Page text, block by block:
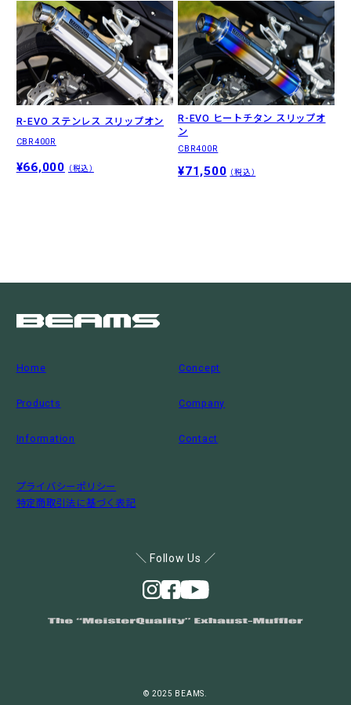
R-EVO ステンレス スリップオン
CBR400R
¥66,000 （税込）
R-EVO ヒートチタン スリップオ
ン
CBR400R
¥71,500 （税込）
Home Concept
Products Company
Information Contact
プライバシーポリシー
特定商取引法に基づく表記
＼ Follow Us ／
© 2025 BEAMS.